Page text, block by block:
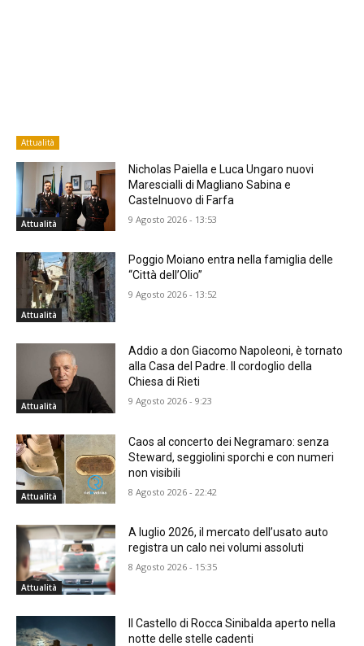
Attualità
Attualità
Nicholas Paiella e Luca Ungaro nuovi
Marescialli di Magliano Sabina e
Castelnuovo di Farfa
9 Agosto 2026 - 13:53
Attualità
Poggio Moiano entra nella famiglia delle
“Città dell’Olio”
9 Agosto 2026 - 13:52
Attualità
Addio a don Giacomo Napoleoni, è tornato
alla Casa del Padre. Il cordoglio della
Chiesa di Rieti
9 Agosto 2026 - 9:23
Attualità
Caos al concerto dei Negramaro: senza
Steward, seggiolini sporchi e con numeri
non visibili
8 Agosto 2026 - 22:42
Attualità
A luglio 2026, il mercato dell’usato auto
registra un calo nei volumi assoluti
8 Agosto 2026 - 15:35
Il Castello di Rocca Sinibalda aperto nella
notte delle stelle cadenti